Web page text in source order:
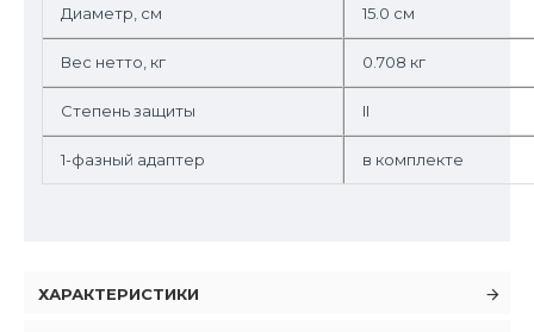
Диаметр, см 15.0 см
Вес нетто, кг 0.708 кг
Степень защиты II
1-фазный адаптер в комплекте
ХАРАКТЕРИСТИКИ